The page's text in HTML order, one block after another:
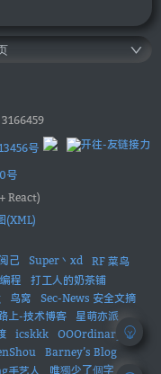
3166459
号
号
React)
(XML)
己 Super丶xd
RF 菜鸟
程
打工人的奶茶铺
鸟窝
Sec-News 安全文摘
上-技术博客
星萌亦派
icskkk
OOOrdinary
Barney’s Blog
手艺人 唯獨少了個字